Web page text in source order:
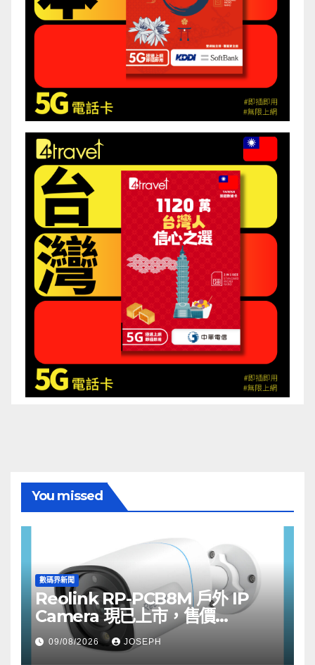
You missed
數碼界新聞
Reolink RP-PCB8M 戶外 IP
Camera 現已上市，售價
HK$722
09/08/2026 JOSEPH